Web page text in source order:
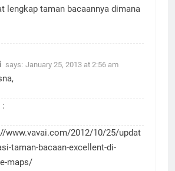
lengkap taman bacaannya dimana
says: January 25, 2013 at 2:56 am
:
www.vavai.com/2012/10/25/updat
taman-bacaan-excellent-di-
maps/